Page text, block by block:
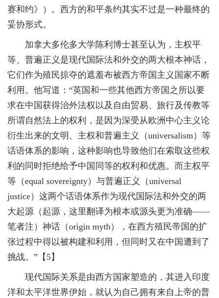
赛和约》）。西方的和平条约其实不过是一种最终的
妥协形式。
加拿大多伦多大学陈利博士甚至认为，主权平
等、普遍正义是现代国际法和外交的两大根本神话，
它们作为殖民掠夺的遮羞布被西方帝国主义国家不断
利用。他写道：“英国和一些其他西方帝国之所以要
求在中国获得治外法权以及自由贸易、旅行及传教等
所谓自然法上的权利，是因为深受从欧洲中心主义论
衍生出来的文明、主权和普遍主义（universalism）等
话语体系的影响，这种影响也导致他们在索取这些权
利的同时拒绝给予中国同等的权利和优惠。而主权平
等（equal sovereignty）与普遍正义（universal
justice）这两个话语体系作为现代国际法和外交的两
大起源（起源，这里翻译为根本或源头更为准确——
笔者注）神话（origin myth），在西方殖民帝国的扩
张过程中得以被构建和利用，但同时又在中国遭到了
挑战。”【5】
现代国际关系是由西方国家塑造的，其进入印度
洋和太平洋世界伊始，就认为自己拥有来自上帝的普